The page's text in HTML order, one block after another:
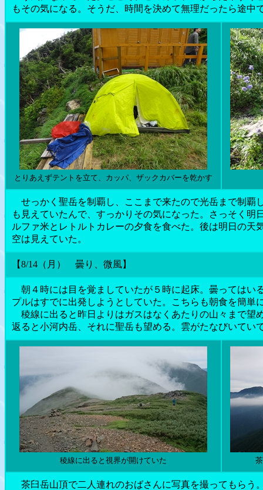
もその気になる。そうだ、時間を決めて無理だったら途中
とりあえずテントを立て、カッパ、ザックカバーを乾かす
せっかく聖岳を制覇し、ここまで来たので光岳まで制覇
も見えていたんで、すっかりその気になった。さっそく明
ルファ米とレトルトカレーの夕食を食べた。後は明日の天
空は見えていた。
【8/14（月） 曇り、微風】
朝４時には目を覚ましていたが５時に起床。曇ってはい
プルはすでに出発しようとしていた。こちらも朝食を簡単
稜線に出ると昨日よりはガスはなくあたりの山々まで望
返ると小河内岳、それに聖岳も望める。雲がたなびいてい
稜線に出ると視界が開けていた
茶臼岳山頂で二人連れのおばさんに写真を撮ってもらう